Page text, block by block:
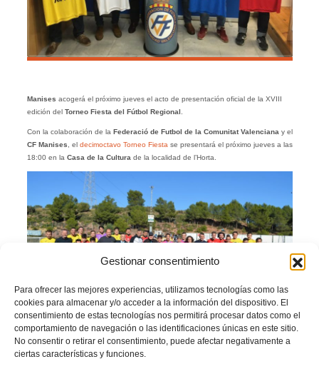
Gestionar consentimiento
Para ofrecer las mejores experiencias, utilizamos tecnologías como las
cookies para almacenar y/o acceder a la información del dispositivo. El
consentimiento de estas tecnologías nos permitirá procesar datos como el
comportamiento de navegación o las identificaciones únicas en este sitio.
No consentir o retirar el consentimiento, puede afectar negativamente a
ciertas características y funciones.
Manises acogerá el próximo jueves el acto de presentación oficial de la XVIII
edición del Torneo Fiesta del Fútbol Regional
Con la colaboración de la Federació de Futbol de la Comunitat Valenciana y el
CF Manises , el decimoctavo Torneo Fiesta se presentará el próximo jueves a las
18:00 en la Casa de la Cultura de la localidad de l’Horta.
Con la presencia del presidente de laFFCV,Salvador Gomar, y de los máximos
responsables de losComités de EntrenadoresyÁrbitros,David Gutiérrez y
José Enguix , respectivamente, la XVIII edición se hará realidad.